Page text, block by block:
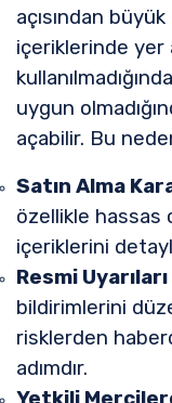
açısından
içeriklerinde yer
uygun
açabilir. Bu
Satın Alma
özellikle hassas
içeriklerini
Resmi
bildirimlerini
risklerden
adımdır.